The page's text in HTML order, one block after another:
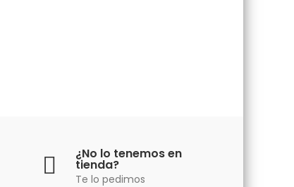
¿No lo tenemos en
tienda?
Te lo pedimos